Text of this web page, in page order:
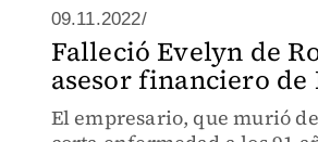
09.11.2022/
Falleció Evelyn de
asesor financiero
El empresario, que murió